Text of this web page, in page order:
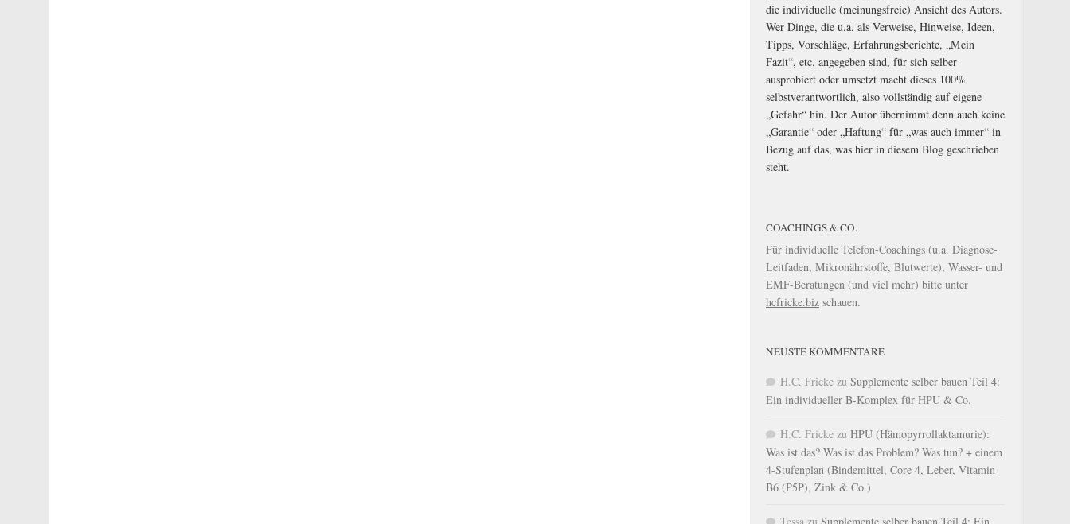
die individuelle (meinungsfreie) Ansicht des Autors.
Wer Dinge, die u.a. als Verweise, Hinweise, Ideen,
Tipps, Vorschläge, Erfahrungsberichte, „Mein
Fazit“, etc. angegeben sind, für sich selber
ausprobiert oder umsetzt macht dieses 100%
selbstverantwortlich, also vollständig auf eigene
„Gefahr“ hin. Der Autor übernimmt denn auch keine
„Garantie“ oder „Haftung“ für „was auch immer“ in
Bezug auf das, was hier in diesem Blog geschrieben
steht.
COACHINGS & CO.
Für individuelle Telefon-Coachings (u.a. Diagnose-
Leitfaden, Mikronährstoffe, Blutwerte), Wasser- und
EMF-Beratungen (und viel mehr) bitte unter
hcfricke.biz schauen.
NEUSTE KOMMENTARE
H.C. Fricke zu Supplemente selber bauen Teil 4:
Ein individueller B-Komplex für HPU & Co.
H.C. Fricke zu HPU (Hämopyrrollaktamurie):
Was ist das? Was ist das Problem? Was tun? + einem
4-Stufenplan (Bindemittel, Core 4, Leber, Vitamin
B6 (P5P), Zink & Co.)
Tessa zu Supplemente selber bauen Teil 4: Ein